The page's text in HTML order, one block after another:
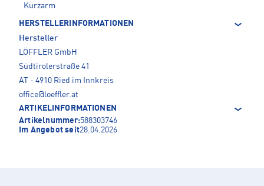
Kurzarm
HERSTELLERINFORMATIONEN
Hersteller
LÖFFLER GmbH
Südtirolerstraße 41
AT - 4910 Ried im Innkreis
office@loeffler.at
ARTIKELINFORMATIONEN
Artikelnummer:588303746
Im Angebot seit28.04.2026